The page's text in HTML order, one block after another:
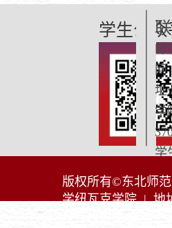
学生公
邮
网
址:
学
学
-
版权所有©东北师
学纽瓦克学院 | 地